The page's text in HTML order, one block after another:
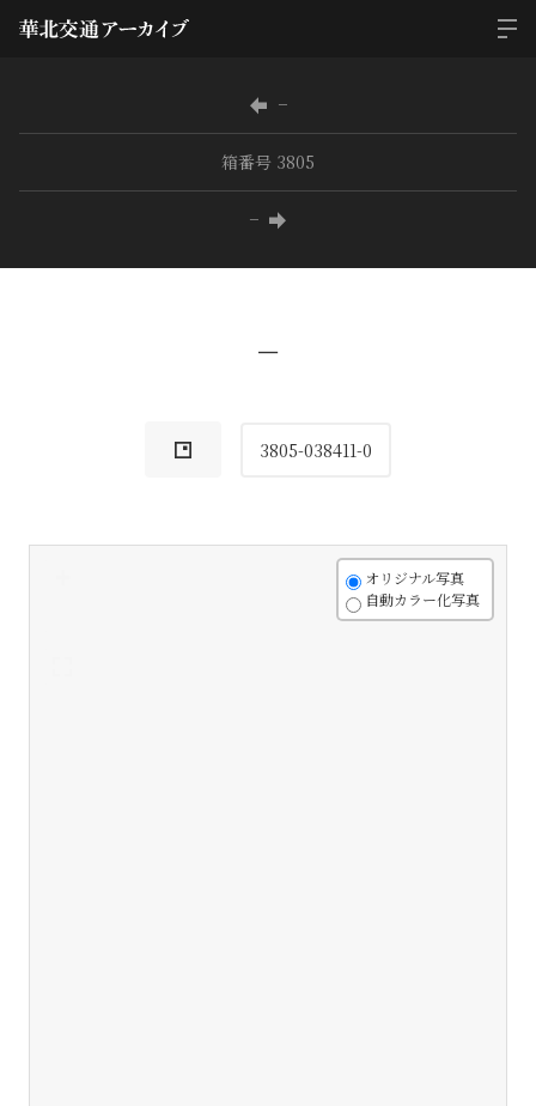
−
箱番号 3805
−
−
3805-038411-0
オリジナル写真
自動カラー化写真